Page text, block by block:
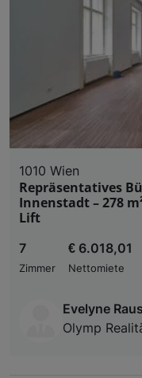
1010 Wien
Repräsentatives
Innenstadt – 278
Lift
7
Zimmer
€ 6.018,01
Nettomiete
Evelyne
Olymp